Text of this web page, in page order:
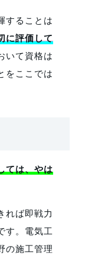
することは
に評価して
いて資格は
をここでは
ては、やは
れば即戦力
す。電気工
の施工管理